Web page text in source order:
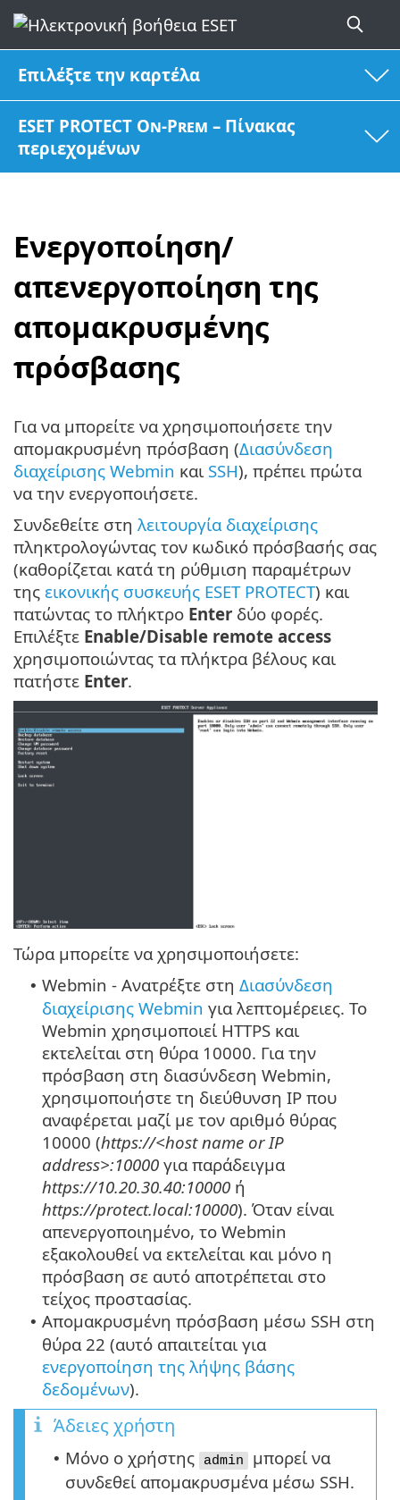
Επιλέξτε την καρτέλα
ESET PROTECT On-Prem – Πίνακας
περιεχομένων
Ενεργοποίηση/
απενεργοποίηση της
απομακρυσμένης
πρόσβασης
Για να μπορείτε να χρησιμοποιήσετε την
απομακρυσμένη πρόσβαση (Διασύνδεση
διαχείρισης Webmin και SSH), πρέπει πρώτα
να την ενεργοποιήσετε.
Συνδεθείτε στη λειτουργία διαχείρισης
πληκτρολογώντας τον κωδικό πρόσβασής σας
(καθορίζεται κατά τη ρύθμιση παραμέτρων
της εικονικής συσκευής ESET PROTECT) και
πατώντας το πλήκτρο Enter δύο φορές.
Επιλέξτε Enable/Disable remote access
χρησιμοποιώντας τα πλήκτρα βέλους και
πατήστε Enter.
Τώρα μπορείτε να χρησιμοποιήσετε:
• Webmin - Ανατρέξτε στη Διασύνδεση
διαχείρισης Webmin για λεπτομέρειες. Το
Webmin χρησιμοποιεί HTTPS και
εκτελείται στη θύρα 10000. Για την
πρόσβαση στη διασύνδεση Webmin,
χρησιμοποιήστε τη διεύθυνση IP που
αναφέρεται μαζί με τον αριθμό θύρας
10000 (https://<host name or IP
address>:10000 για παράδειγμα
https://10.20.30.40:10000 ή
https://protect.local:10000). Όταν είναι
απενεργοποιημένο, το Webmin
εξακολουθεί να εκτελείται και μόνο η
πρόσβαση σε αυτό αποτρέπεται στο
τείχος προστασίας.
• Απομακρυσμένη πρόσβαση μέσω SSH στη
θύρα 22 (αυτό απαιτείται για
ενεργοποίηση της λήψης βάσης
δεδομένων).
Άδειες χρήστη
• Μόνο ο χρήστης admin
μπορεί να
συνδεθεί απομακρυσμένα μέσω SSH.